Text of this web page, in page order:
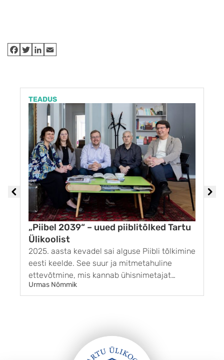
TEADUS
„Piibel 2039“ – uued piiblitõlked Tartu
Ülikoolist
2025. aasta kevadel sai alguse Piibli tõlkimine
eesti keelde. See suur ja mitmetahuline
ettevõtmine, mis kannab ühisnimetajat
„Piibel 2039“, vajab selgitamist mitme kandi
pealt. Tihti küsitakse meilt, miks üldse Piiblit
Urmas Nõmmik